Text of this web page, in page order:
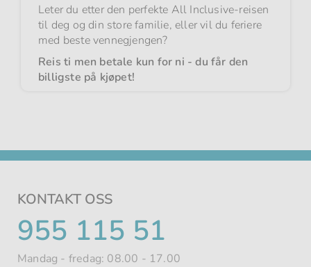
Leter du etter den perfekte All Inclusive-reisen
til deg og din store familie, eller vil du feriere
med beste vennegjengen?
Reis ti men betale kun for ni - du får den
billigste på kjøpet!
KONTAKT OSS
TELEFONNUMMER
955 115 51
Mandag - fredag: 08.00 - 17.00